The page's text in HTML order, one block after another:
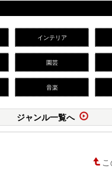
インテリア
園芸
音楽
ジャンル一覧へ